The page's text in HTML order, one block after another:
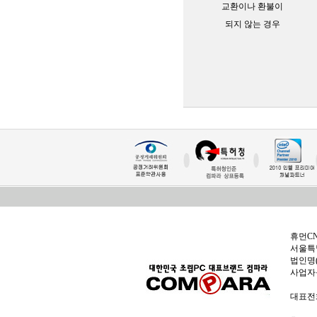
교환이나 환불이
되지 않는 경우
휴먼
서울특
법인
사업
대표전